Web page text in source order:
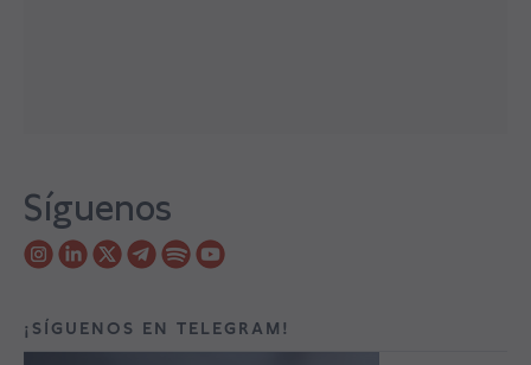
Síguenos
¡SÍGUENOS EN TELEGRAM!